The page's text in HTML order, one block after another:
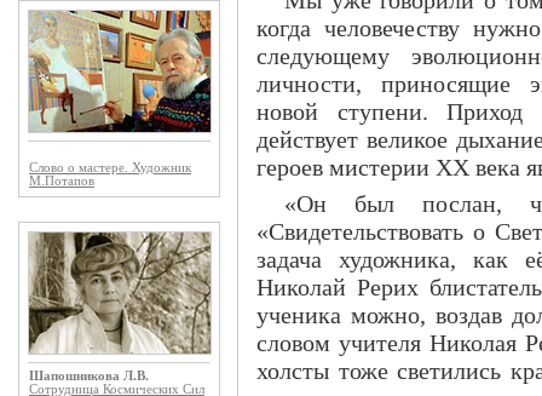
Слово о мастере. Художник
М.Потапов
Шапошникова Л.В.
Сотрудница Космических Сил
когда человечеству
следующему
личности, приносящие
новой ступени. Приход
действует великое
героев мистерии ХХ века
«Он был послан,
«Свидетельствовать о
задача художника, как
Николай Рерих
ученика можно, воздав
словом учителя Николая
холсты тоже светились